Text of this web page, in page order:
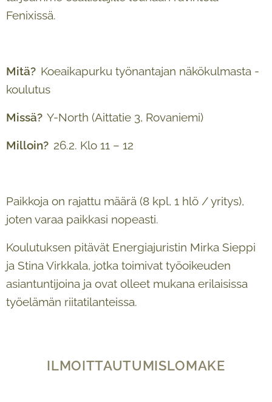
Fenixissä.
Mitä? Koeaikapurku työnantajan näkökulmasta -
koulutus
Missä? Y-North (Aittatie 3, Rovaniemi)
Milloin? 26.2. Klo 11 – 12
Paikkoja on rajattu määrä (8 kpl, 1 hlö / yritys),
joten varaa paikkasi nopeasti.
Koulutuksen pitävät Energiajuristin Mirka Sieppi
ja Stina Virkkala, jotka toimivat työoikeuden
asiantuntijoina ja ovat olleet mukana erilaisissa
työelämän riitatilanteissa.
ILMOITTAUTUMISLOMAKE